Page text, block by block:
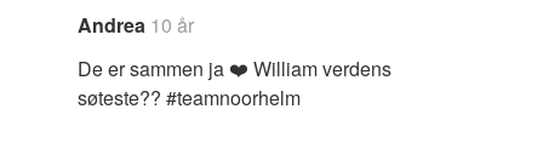
Andrea 10 år
De er sammen ja ❤️ William verdens
søteste?? #teamnoorhelm